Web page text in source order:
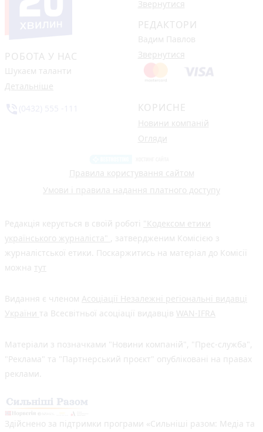
РОБОТА У НАС
Шукаєм таланти
Детальніше
Звернутися
РЕДАКТОРИ
Вадим Павлов
Звернутися
КОРИСНЕ
Новини компаній
Огляди
Правила користування сайтом
Умови і правила надання платного доступу
Редакція керується в своїй роботі "Кодексом етики
українського журналіста" , затвердженим Комісією з
журналістської етики. Поскаржитись на матеріал до Комісії
можна тут
Видання є членом Асоціації Незалежні регіональні видавці
України та Всесвітньої асоціації видавців WAN-IFRA
Матеріали з позначками "Новини компаній", "Прес-служба",
"Реклама" та "Партнерський проєкт" опубліковані на правах
реклами.
Здійснено за підтримки програми «Сильніші разом: Медіа та